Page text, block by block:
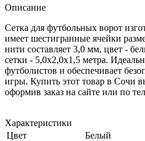
Описание
Сетка для футбольных ворот
имеет шестигранные ячейки
нити составляет 3,0 мм, цвет -
сетки - 5,0x2,0x1,5 метра.
футболистов и обеспечивает
игры. Купить этот товар в Сочи
оформив заказ на сайте или по
Характеристики
Цвет
Белый